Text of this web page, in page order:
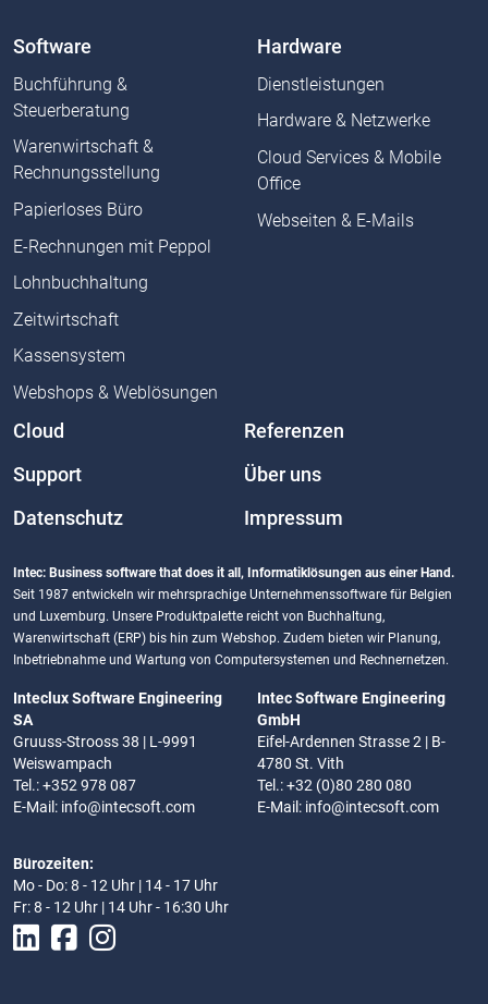
Software
Buchführung &
Steuerberatung
Warenwirtschaft &
Rechnungsstellung
Papierloses Büro
E-Rechnungen mit Peppol
Lohnbuchhaltung
Zeitwirtschaft
Kassensystem
Webshops & Weblösungen
Hardware
Dienstleistungen
Hardware & Netzwerke
Cloud Services & Mobile
Office
Webseiten & E-Mails
Cloud Referenzen
Support Über uns
Datenschutz Impressum
Intec: Business software that does it all, Informatiklösungen aus einer Hand.
Seit 1987 entwickeln wir mehrsprachige Unternehmenssoftware für Belgien
und Luxemburg. Unsere Produktpalette reicht von Buchhaltung,
Warenwirtschaft (ERP) bis hin zum Webshop. Zudem bieten wir Planung,
Inbetriebnahme und Wartung von Computersystemen und Rechnernetzen.
Inteclux Software Engineering
SA
Gruuss-Strooss 38 | L-9991
Weiswampach
Tel.: +352 978 087
E-Mail: info@intecsoft.com
Intec Software Engineering
GmbH
Eifel-Ardennen Strasse 2 | B-
4780 St. Vith
Tel.: +32 (0)80 280 080
E-Mail: info@intecsoft.com
Bürozeiten:
Mo - Do: 8 - 12 Uhr | 14 - 17 Uhr
Fr: 8 - 12 Uhr | 14 Uhr - 16:30 Uhr